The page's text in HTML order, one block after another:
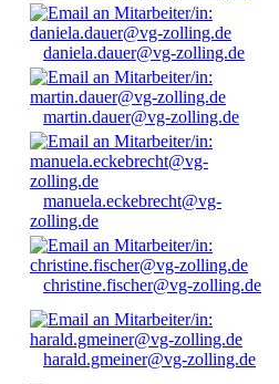
daniela.dauer@vg-zolling.de
martin.dauer@vg-zolling.de
manuela.eckebrecht@vg-
zolling.de
christine.fischer@vg-zolling.de
harald.gmeiner@vg-zolling.de